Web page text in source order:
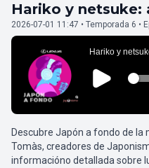
Hariko y netsuke:
2026-07-01 11:47 • Temporada 6 •
Descubre Japón a fondo de la
Tomàs, creadores de
informacióno detallada sobre